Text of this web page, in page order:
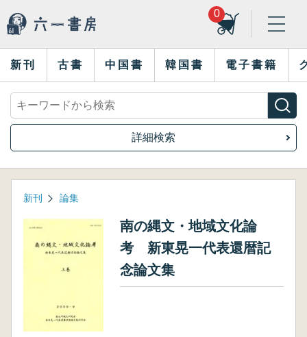
0
新刊 古書 中国書 韓国書 電子書籍
詳細検索
新刊 論集
南の縄文・地域文化論
考 新東晃一代表還暦記
念論文集